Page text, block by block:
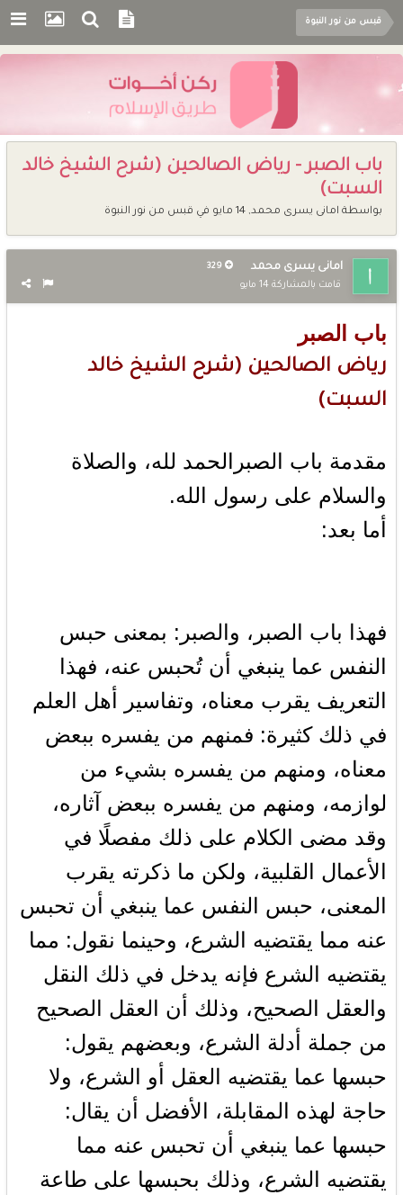
قبس من نور النبوة
باب الصبر - رياض الصالحين (شرح الشيخ خالد
السبت)
بواسطة امانى يسرى محمد, 14 مايو في قبس من نور النبوة
امانى يسرى محمد
قامت بالمشاركة 14 مايو
باب الصبر
رياض الصالحين (شرح الشيخ خالد
السبت)
مقدمة باب الصبرالحمد لله، والصلاة
والسلام على رسول الله.
أما بعد:
فهذا باب الصبر، والصبر: بمعنى حبس
النفس عما ينبغي أن تُحبس عنه، فهذا
التعريف يقرب معناه، وتفاسير أهل العلم
في ذلك كثيرة: فمنهم من يفسره ببعض
معناه، ومنهم من يفسره بشيء من
لوازمه، ومنهم من يفسره ببعض آثاره،
وقد مضى الكلام على ذلك مفصلًا في
الأعمال القلبية، ولكن ما ذكرته يقرب
المعنى، حبس النفس عما ينبغي أن تحبس
عنه مما يقتضيه الشرع، وحينما نقول: مما
يقتضيه الشرع فإنه يدخل في ذلك النقل
والعقل الصحيح، وذلك أن العقل الصحيح
من جملة أدلة الشرع، وبعضهم يقول:
حبسها عما يقتضيه العقل أو الشرع، ولا
حاجة لهذه المقابلة، الأفضل أن يقال:
حبسها عما ينبغي أن تحبس عنه مما
يقتضيه الشرع، وذلك بحبسها على طاعة